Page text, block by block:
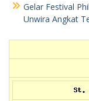
Gelar Festival
Unwira Angkat